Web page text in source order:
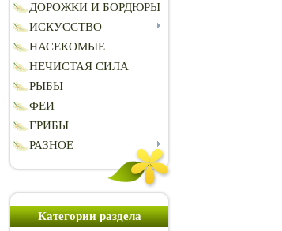
ДОРОЖКИ И БОРДЮРЫ
ИСКУССТВО
НАСЕКОМЫЕ
НЕЧИСТАЯ СИЛА
РЫБЫ
ФЕИ
ГРИБЫ
РАЗНОЕ
Категории раздела